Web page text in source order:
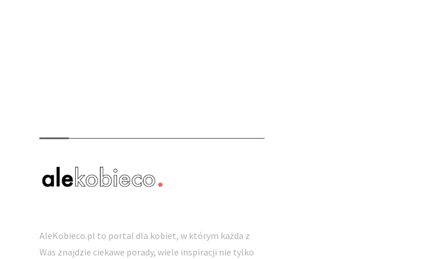
AleKobieco.pl to portal dla kobiet, w którym każda z
Was znajdzie ciekawe porady, wiele inspiracji nie tylko